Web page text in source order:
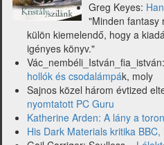
Greg Keyes:
"Minden fantasy
külön kiemelendő, hogy a
igényes könyv."
hollók és csodalámpák, moly
Sajnos közel három évtized
nyomtatott PC Guru
Katherine Arden: A lány a
His Dark Materials kritika BBC,